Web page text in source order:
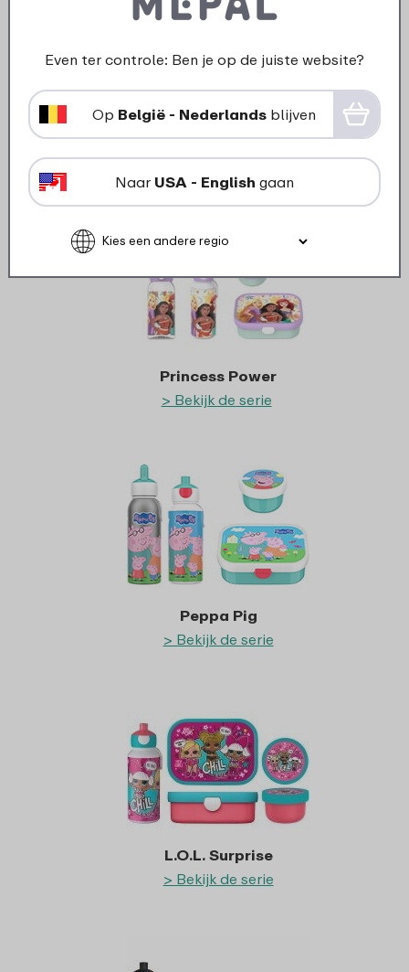
Tropical Ocean
> Bekijk de serie
Princess Power
> Bekijk de serie
Peppa Pig
> Bekijk de serie
L.O.L. Surprise
> Bekijk de serie
Even ter controle: Ben je op de juiste website?
Op België - Nederlands blijven
Naar USA - English gaan